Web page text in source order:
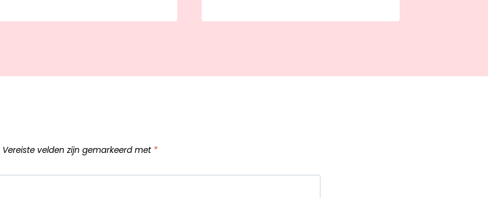
Vereiste velden zijn gemarkeerd met *